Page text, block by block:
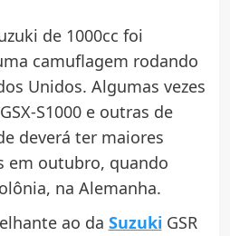
de 1000cc foi
camuflagem rodando
Unidos. Algumas vezes
S1000 e outras de
deverá ter maiores
em outubro, quando
na Alemanha.
ao da SuzukiGSR